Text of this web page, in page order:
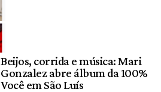
Beijos, corrida e música: Mari
Gonzalez abre álbum da 100%
Você em São Luís